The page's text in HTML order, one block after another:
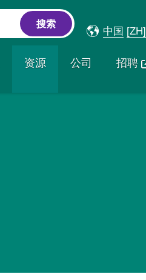
中国 [ZH]
资源 公司 招聘